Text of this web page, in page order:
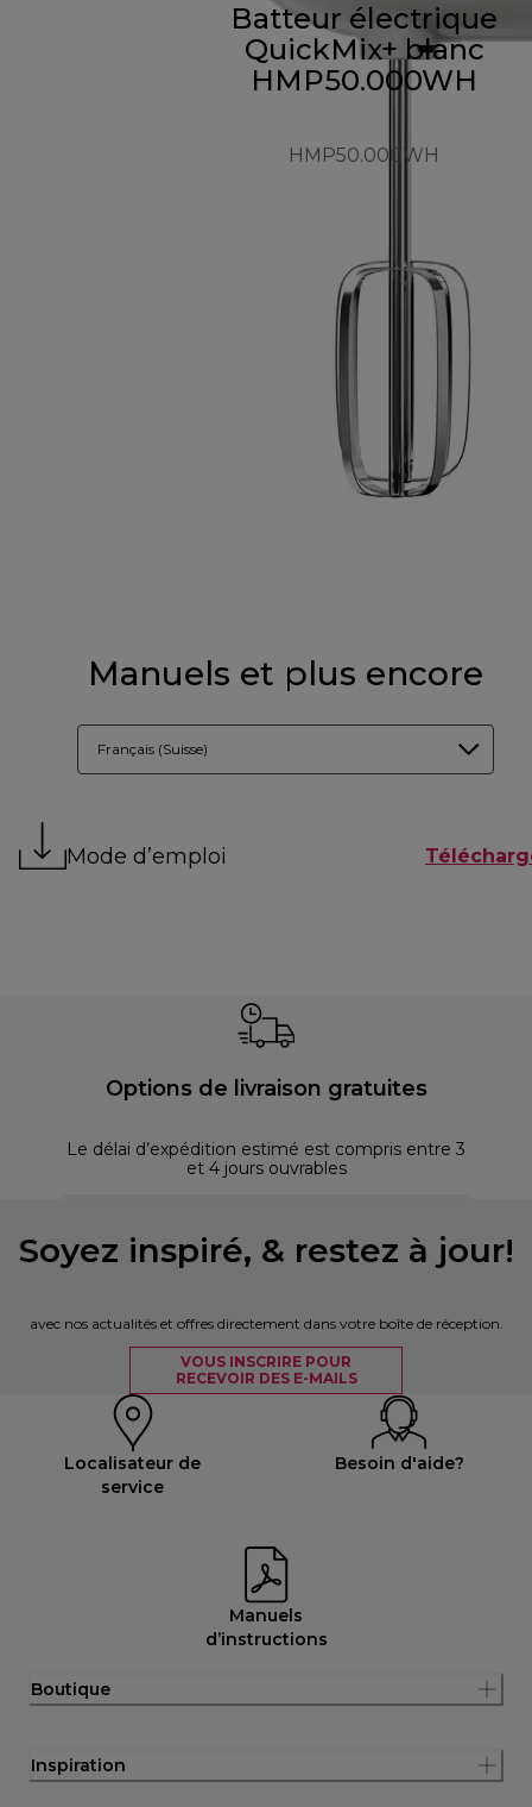
Batteur électrique
QuickMix+ blanc
HMP50.000WH
HMP50.000WH
Manuels et plus encore
Français (Suisse)
Mode d’emploi
Options de livraison gratuites
Le délai d’expédition estimé est compris entre 3
et 4 jours ouvrables
Soyez inspiré, & restez à jour!
avec nos actualités et offres directement dans votre boîte de réception.
VOUS INSCRIRE POUR
RECEVOIR DES E-MAILS
Localisateur de
service
Besoin d'aide?
Manuels
d’instructions
Boutique
Inspiration